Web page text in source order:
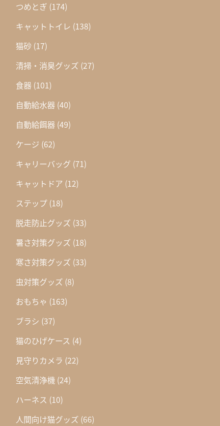
つめとぎ (174)
キャットトイレ (138)
猫砂 (17)
清掃・消臭グッズ (27)
食器 (101)
自動給水器 (40)
自動給餌器 (49)
ケージ (62)
キャリーバッグ (71)
キャットドア (12)
ステップ (18)
脱走防止グッズ (33)
暑さ対策グッズ (18)
寒さ対策グッズ (33)
虫対策グッズ (8)
おもちゃ (163)
ブラシ (37)
猫のひげケース (4)
見守りカメラ (22)
空気清浄機 (24)
ハーネス (10)
人間向け猫グッズ (66)